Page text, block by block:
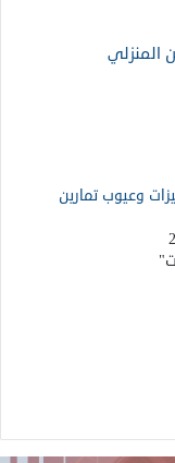
المنزلي
وعيوب تمارين